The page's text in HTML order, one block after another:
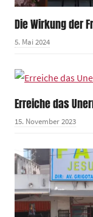
Die Wirkung der
5. Mai 2024
Erreiche das
15. November 2023